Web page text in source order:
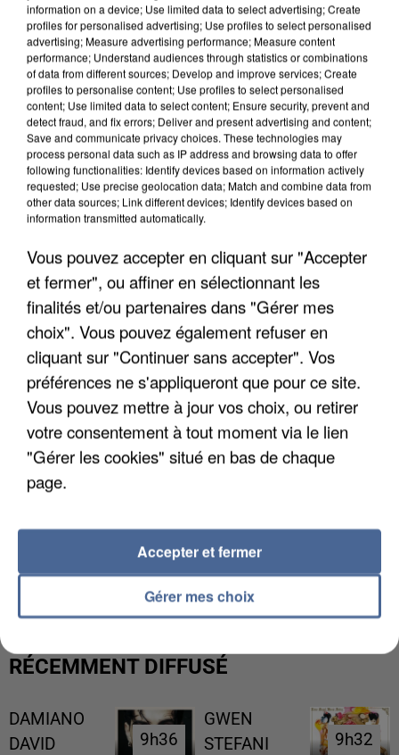
L’UN DES FONDATEURS SUPPOSÉS DE LA DZ
MAFIA INTERPELLÉ EN ALGÉRIE
UN SECOND CADRE DE LA DZ MAFIA
INTERPELLÉ EN ALGÉRIE
RÉCEMMENT DIFFUSÉ
DAMIANO
DAVID
9h36
9h36
GWEN
STEFANI
9h32
9h32
information on a device; Use limited data to select advertising; Create
profiles for personalised advertising; Use profiles to select personalised
advertising; Measure advertising performance; Measure content
performance; Understand audiences through statistics or combinations
of data from different sources; Develop and improve services; Create
profiles to personalise content; Use profiles to select personalised
content; Use limited data to select content; Ensure security, prevent and
detect fraud, and fix errors; Deliver and present advertising and content;
Save and communicate privacy choices. These technologies may
process personal data such as IP address and browsing data to offer
following functionalities: Identify devices based on information actively
requested; Use precise geolocation data; Match and combine data from
other data sources; Link different devices; Identify devices based on
information transmitted automatically.
Vous pouvez accepter en cliquant sur "Accepter
et fermer", ou affiner en sélectionnant les
finalités et/ou partenaires dans "Gérer mes
choix". Vous pouvez également refuser en
cliquant sur "Continuer sans accepter". Vos
préférences ne s'appliqueront que pour ce site.
Vous pouvez mettre à jour vos choix, ou retirer
votre consentement à tout moment via le lien
"Gérer les cookies" situé en bas de chaque
page.
Gérer mes choix
Accepter et fermer